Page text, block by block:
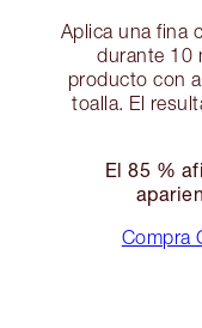
Aplica una fina
durante 10
producto con
toalla. El
El 85 %
Compra